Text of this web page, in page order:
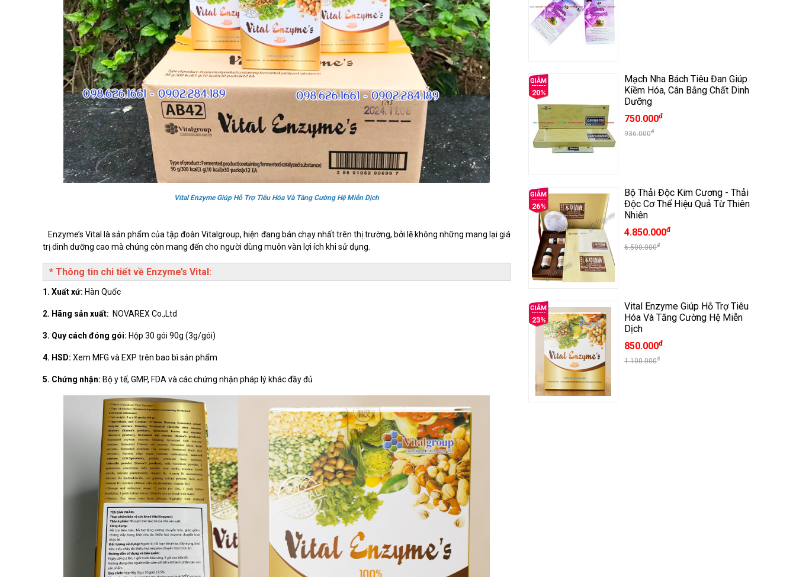
Vital Enzyme Giúp Hỗ Trợ Tiêu Hóa Và Tăng Cường Hệ Miễn Dịch
Enzyme’s Vital là sản phẩm của tập đoàn Vitalgroup, hiện đang bán chạy nhất trên thị trường, bởi lẽ không những mang lại giá
trị dinh dưỡng cao mà chúng còn mang đến cho người dùng muôn vàn lợi ích khi sử dụng.
* Thông tin chi tiết về Enzyme’s Vital:
1. Xuất xứ: Hàn Quốc
2. Hãng sản xuất: NOVAREX Co.,Ltd
3. Quy cách đóng gói: Hộp 30 gói 90g (3g/gói)
4. HSD: Xem MFG và EXP trên bao bì sản phẩm
5. Chứng nhận: Bộ y tế, GMP, FDA và các chứng nhận pháp lý khác đầy đủ
20%
Mạch Nha Bách Tiêu Đan Giúp
Kiềm Hóa, Cân Bằng Chất Dinh
Dưỡng
750.000đ
936.000đ
26%
Bộ Thải Độc Kim Cương - Thải
Độc Cơ Thể Hiệu Quả Từ Thiên
Nhiên
4.850.000đ
6.500.000đ
23%
Vital Enzyme Giúp Hỗ Trợ Tiêu
Hóa Và Tăng Cường Hệ Miễn
Dịch
850.000đ
1.100.000đ